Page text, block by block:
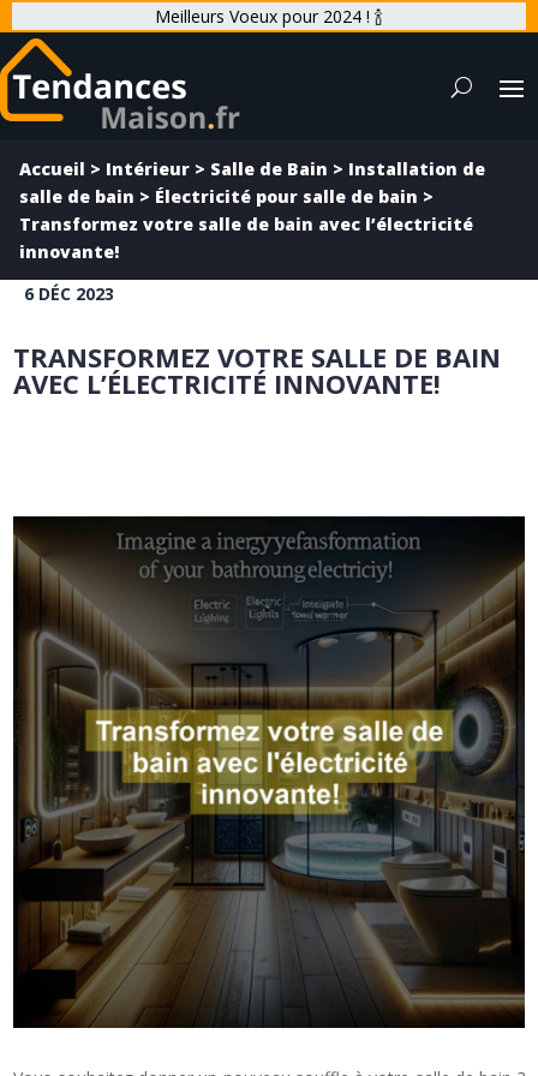
Meilleurs Voeux pour 2024 ! 🍾
Accueil > Intérieur > Salle de Bain > Installation de
salle de bain > Électricité pour salle de bain >
Transformez votre salle de bain avec l’électricité
innovante!
6 DÉC 2023
TRANSFORMEZ VOTRE SALLE DE BAIN
AVEC L’ÉLECTRICITÉ INNOVANTE!